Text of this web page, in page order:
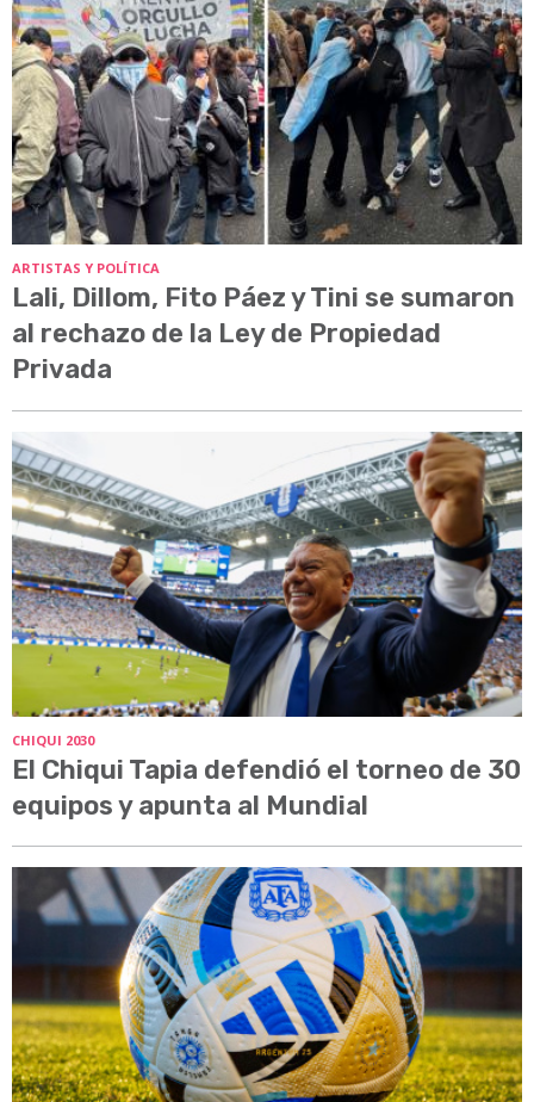
ARTISTAS Y POLÍTICA
Lali, Dillom, Fito Páez y Tini se sumaron
al rechazo de la Ley de Propiedad
Privada
CHIQUI 2030
El Chiqui Tapia defendió el torneo de 30
equipos y apunta al Mundial